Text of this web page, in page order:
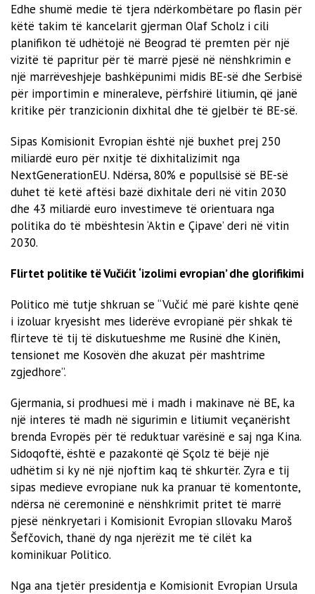
Edhe shumë medie të tjera ndërkombëtare po flasin për
këtë takim të kancelarit gjerman Olaf Scholz i cili
planifikon të udhëtojë në Beograd të premten për një
vizitë të papritur për të marrë pjesë në nënshkrimin e
një marrëveshjeje bashkëpunimi midis BE-së dhe Serbisë
për importimin e mineraleve, përfshirë litiumin, që janë
kritike për tranzicionin dixhital dhe të gjelbër të BE-së.
Sipas Komisionit Evropian është një buxhet prej 250
miliardë euro për nxitje të dixhitalizimit nga
NextGenerationEU. Ndërsa, 80% e popullsisë së BE-së
duhet të ketë aftësi bazë dixhitale deri në vitin 2030
dhe 43 miliardë euro investimeve të orientuara nga
politika do të mbështesin ‘Aktin e Çipave’ deri në vitin
2030.
Flirtet politike të Vučićit ‘izolimi evropian’ dhe glorifikimi
Politico më tutje shkruan se “Vučić më parë kishte qenë
i izoluar kryesisht mes liderëve evropianë për shkak të
flirteve të tij të diskutueshme me Rusinë dhe Kinën,
tensionet me Kosovën dhe akuzat për mashtrime
zgjedhore”.
Gjermania, si prodhuesi më i madh i makinave në BE, ka
një interes të madh në sigurimin e litiumit veçanërisht
brenda Evropës për të reduktuar varësinë e saj nga Kina.
Sidoqoftë, është e pazakontë që Sçolz të bëjë një
udhëtim si ky në një njoftim kaq të shkurtër. Zyra e tij
sipas medieve evropiane nuk ka pranuar të komentonte,
ndërsa në ceremoninë e nënshkrimit pritet të marrë
pjesë nënkryetari i Komisionit Evropian sllovaku Maroš
Šefčovich, thanë dy nga njerëzit me të cilët ka
kominikuar Politico.
Nga ana tjetër presidentja e Komisionit Evropian Ursula